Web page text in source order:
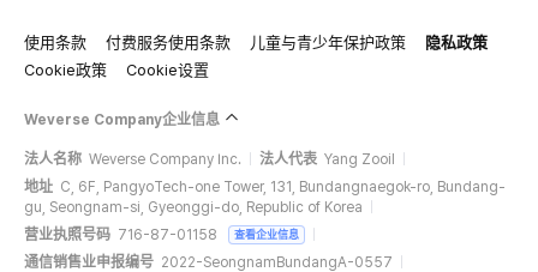
使用条款 付费服务使用条款 儿童与青少年保护政策
隐私政策
Cookie政策
Cookie设置
Weverse Company企业信息
法人名称 Weverse Company Inc. 法人代表 Yang Zooil
地址 C, 6F, PangyoTech-one Tower, 131, Bundangnaegok-ro, Bundang-
gu, Seongnam-si, Gyeonggi-do, Republic of Korea
营业执照号码 716-87-01158 查看企业信息
通信销售业申报编号 2022-SeongnamBundangA-0557